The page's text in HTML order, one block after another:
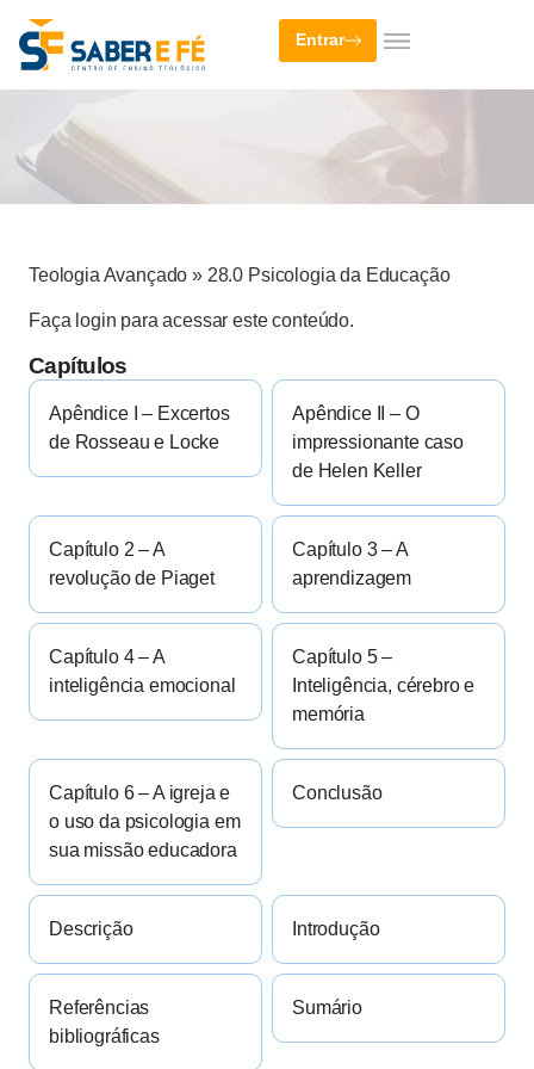
Entrar
Teologia Avançado » 28.0 Psicologia da Educação
Faça login para acessar este conteúdo.
Capítulos
Apêndice I – Excertos
de Rosseau e Locke
Apêndice II – O
impressionante caso
de Helen Keller
Capítulo 2 – A
revolução de Piaget
Capítulo 3 – A
aprendizagem
Capítulo 4 – A
inteligência emocional
Capítulo 5 –
Inteligência, cérebro e
memória
Capítulo 6 – A igreja e
o uso da psicologia em
sua missão educadora
Conclusão
Descrição Introdução
Referências
bibliográficas
Sumário